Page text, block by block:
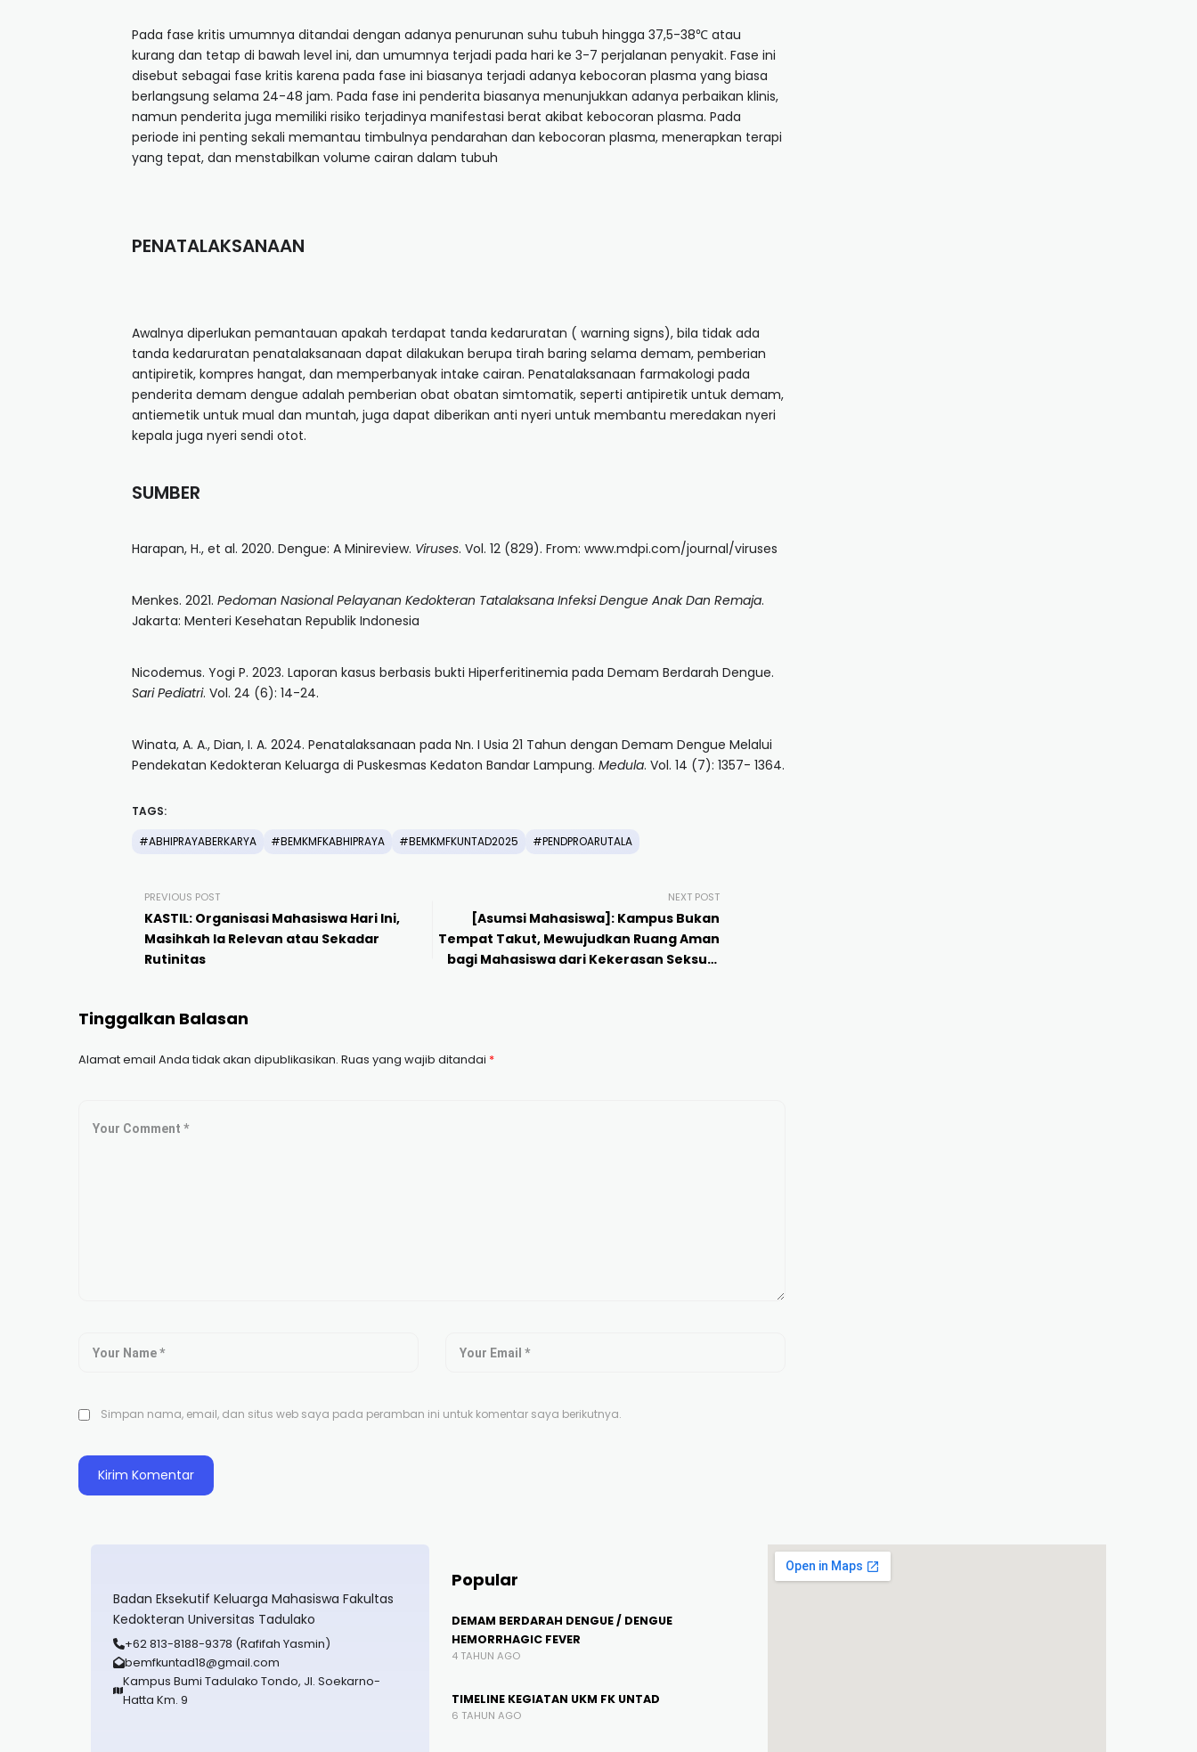
Pada fase kritis umumnya ditandai dengan adanya penurunan suhu tubuh hingga 37,5-38℃ atau
kurang dan tetap di bawah level ini, dan umumnya terjadi pada hari ke 3-7 perjalanan penyakit. Fase ini
disebut sebagai fase kritis karena pada fase ini biasanya terjadi adanya kebocoran plasma yang biasa
berlangsung selama 24-48 jam. Pada fase ini penderita biasanya menunjukkan adanya perbaikan klinis,
namun penderita juga memiliki risiko terjadinya manifestasi berat akibat kebocoran plasma. Pada
periode ini penting sekali memantau timbulnya pendarahan dan kebocoran plasma, menerapkan terapi
yang tepat, dan menstabilkan volume cairan dalam tubuh
PENATALAKSANAAN
Awalnya diperlukan pemantauan apakah terdapat tanda kedaruratan ( warning signs), bila tidak ada
tanda kedaruratan penatalaksanaan dapat dilakukan berupa tirah baring selama demam, pemberian
antipiretik, kompres hangat, dan memperbanyak intake cairan. Penatalaksanaan farmakologi pada
penderita demam dengue adalah pemberian obat obatan simtomatik, seperti antipiretik untuk demam,
antiemetik untuk mual dan muntah, juga dapat diberikan anti nyeri untuk membantu meredakan nyeri
kepala juga nyeri sendi otot.
SUMBER
Harapan, H., et al. 2020. Dengue: A Minireview. Viruses. Vol. 12 (829). From: www.mdpi.com/journal/viruses
Menkes. 2021. Pedoman Nasional Pelayanan Kedokteran Tatalaksana Infeksi Dengue Anak Dan Remaja.
Jakarta: Menteri Kesehatan Republik Indonesia
Nicodemus. Yogi P. 2023. Laporan kasus berbasis bukti Hiperferitinemia pada Demam Berdarah Dengue.
Sari Pediatri. Vol. 24 (6): 14-24.
Winata, A. A., Dian, I. A. 2024. Penatalaksanaan pada Nn. I Usia 21 Tahun dengan Demam Dengue Melalui
Pendekatan Kedokteran Keluarga di Puskesmas Kedaton Bandar Lampung. Medula. Vol. 14 (7): 1357- 1364.
TAGS:
#ABHIPRAYABERKARYA #BEMKMFKABHIPRAYA #BEMKMFKUNTAD2025 #PENDPROARUTALA
PREVIOUS POST
KASTIL: Organisasi Mahasiswa Hari Ini,
Masihkah Ia Relevan atau Sekadar
Rutinitas
NEXT POST
[Asumsi Mahasiswa]: Kampus Bukan
Tempat Takut, Mewujudkan Ruang Aman
bagi Mahasiswa dari Kekerasan Seksual
Tinggalkan Balasan
Alamat email Anda tidak akan dipublikasikan. Ruas yang wajib ditandai *
Simpan nama, email, dan situs web saya pada peramban ini untuk komentar saya berikutnya.
Badan Eksekutif Keluarga Mahasiswa Fakultas
Kedokteran Universitas Tadulako
+62 813-8188-9378 (Rafifah Yasmin)
bemfkuntad18@gmail.com
Kampus Bumi Tadulako Tondo, Jl. Soekarno-
Hatta Km. 9
Popular
DEMAM BERDARAH DENGUE / DENGUE
HEMORRHAGIC FEVER
4 TAHUN AGO
TIMELINE KEGIATAN UKM FK UNTAD
6 TAHUN AGO